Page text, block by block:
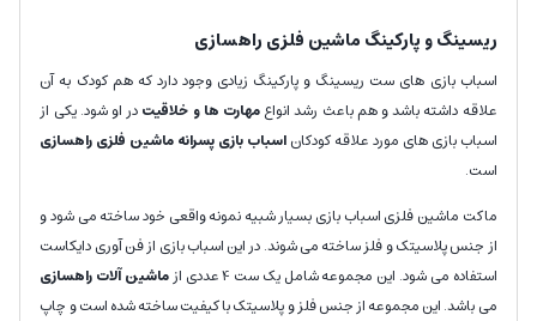
ریسینگ و پارکینگ ماشین فلزی راهسازی
اسباب بازی های ست ریسینگ و پارکینگ زیادی وجود دارد که هم کودک به آن
علاقه داشته باشد و هم باعث رشد انواعمهارت ها و خلاقیتدر او شود. یکی از
اسباب بازی های مورد علاقه کودکاناسباب بازی پسرانه ماشین فلزی راهسازی
است.
ماکت ماشین فلزی اسباب بازی بسیار شبیه نمونه واقعی خود ساخته می شود و
از جنس پلاسیتک و فلز ساخته می شوند. در این اسباب بازی از فن آوری دایکاست
استفاده می شود. این مجموعه شامل یک ست 4 عددی از
ماشین آلات راهسازی
می باشد. این مجموعه از جنس فلز و پلاسیتک با کیفیت ساخته شده است و چاپ